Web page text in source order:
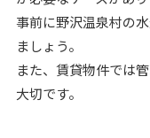
事前に野沢温泉村の
ましょう。
また、賃貸物件では
大切です。